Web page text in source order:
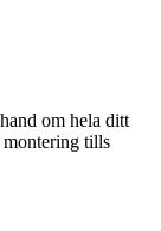
om hela ditt
tills